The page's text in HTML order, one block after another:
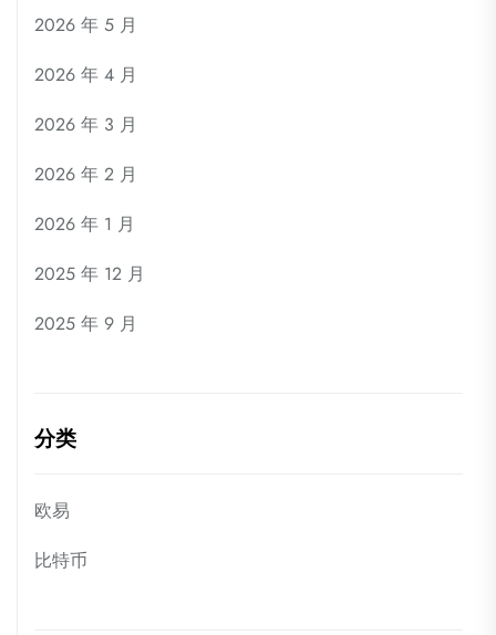
2026 年 5 月
2026 年 4 月
2026 年 3 月
2026 年 2 月
2026 年 1 月
2025 年 12 月
2025 年 9 月
分类
欧易
比特币